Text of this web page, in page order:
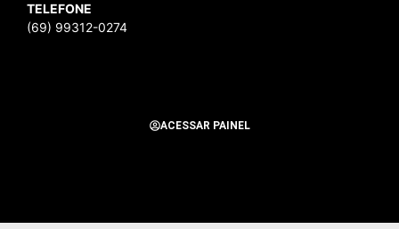
TELEFONE
(69) 99312-0274
ACESSAR PAINEL